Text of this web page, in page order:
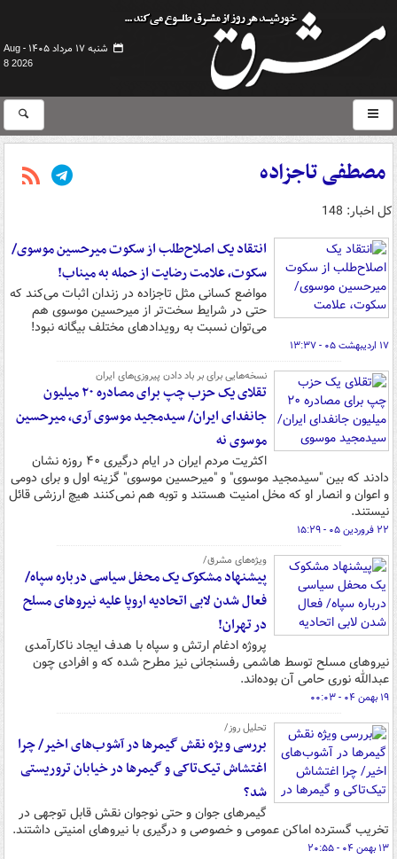
شنبه ۱۷ مرداد ۱۴۰۵ -
Aug
8 2026
مصطفی تاجزاده
کل اخبار: 148
انتقاد یک اصلاح‌طلب از سکوت میرحسین موسوی/
سکوت، علامت رضایت از حمله به میناب!
مواضع کسانی مثل تاجزاده در زندان اثبات می‌کند که
حتی در شرایط سخت‌تر از میرحسین موسوی هم
می‌توان نسبت به رویدادهای مختلف بیگانه نبود!
۱۷ اردیبهشت ۰۵ - ۱۳:۳۷
نسخه‌هایی برای بر باد دادن پیروزی‌های ایران
تقلای یک حزب چپ برای مصادره ۲۰ میلیون
جانفدای ایران/ سیدمجید موسوی آری، میرحسین
موسوی نه
اکثریت مردم ایران در ایام درگیری ۴۰ روزه نشان
دادند که بین "سیدمجید موسوی" و "میرحسین موسوی" گزینه اول و برای دومی
و اعوان و انصار او که مخل امنیت هستند و توبه هم نمی‌کنند هیچ ارزشی قائل
نیستند.
۲۲ فروردین ۰۵ - ۱۵:۲۹
ویژه‌های مشرق/
پیشنهاد مشکوک یک محفل سیاسی درباره سپاه/
فعال شدن لابی اتحادیه اروپا علیه نیروهای مسلح
در تهران!
پروژه ادغام ارتش و سپاه با هدف ایجاد ناکارآمدی
نیروهای مسلح توسط هاشمی رفسنجانی نیز مطرح شده که و افرادی چون
عبدالله نوری حامی آن بوده‌اند.
۱۹ بهمن ۰۴ - ۰۰:۰۳
تحلیل روز/
بررسی ویژه نقش گیمرها در آشوب‌های اخیر/ چرا
اغتشاش تیک‌تاکی و گیمرها در خیابان تروریستی
شد؟
گیمرهای جوان و حتی نوجوان نقش قابل توجهی در
تخریب گسترده اماکن عمومی و خصوصی و درگیری با نیروهای امنیتی داشتند.
۱۳ بهمن ۰۴ - ۲۰:۵۵